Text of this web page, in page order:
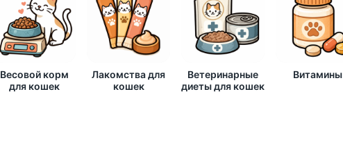
Весовой корм
для кошек
Лакомства для
кошек
Ветеринарные
диеты для кошек
Витамины